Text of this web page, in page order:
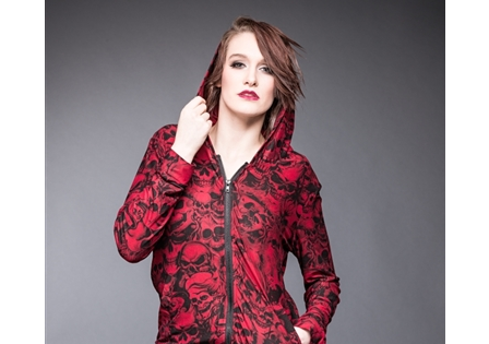
Neuheiten
Frauen
Männer
Plus Size
Store Leipzig
Accessoires